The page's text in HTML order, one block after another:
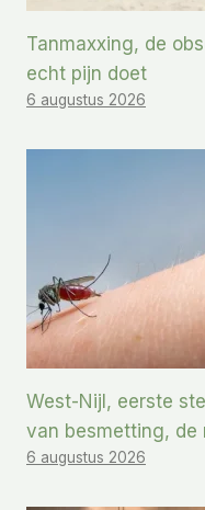
Tanmaxxing, de
echt pijn doet
6 augustus 2026
West-Nijl, eerste
van besmetting, de
6 augustus 2026